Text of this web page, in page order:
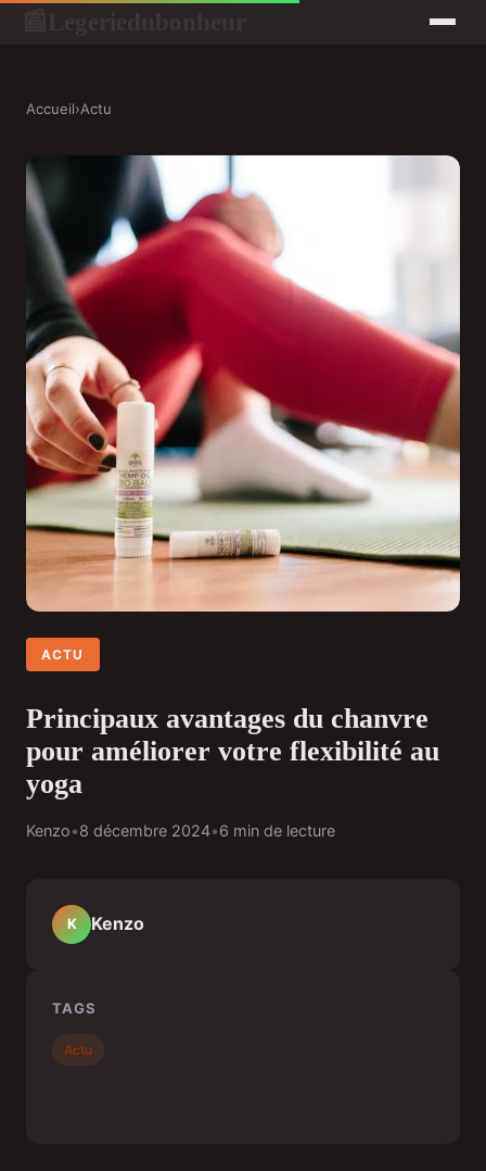
Accueil›Actu
ACTU
Principaux avantages du chanvre
pour améliorer votre flexibilité au
yoga
Kenzo•8 décembre 2024•6 min de lecture
K Kenzo
TAGS
Actu